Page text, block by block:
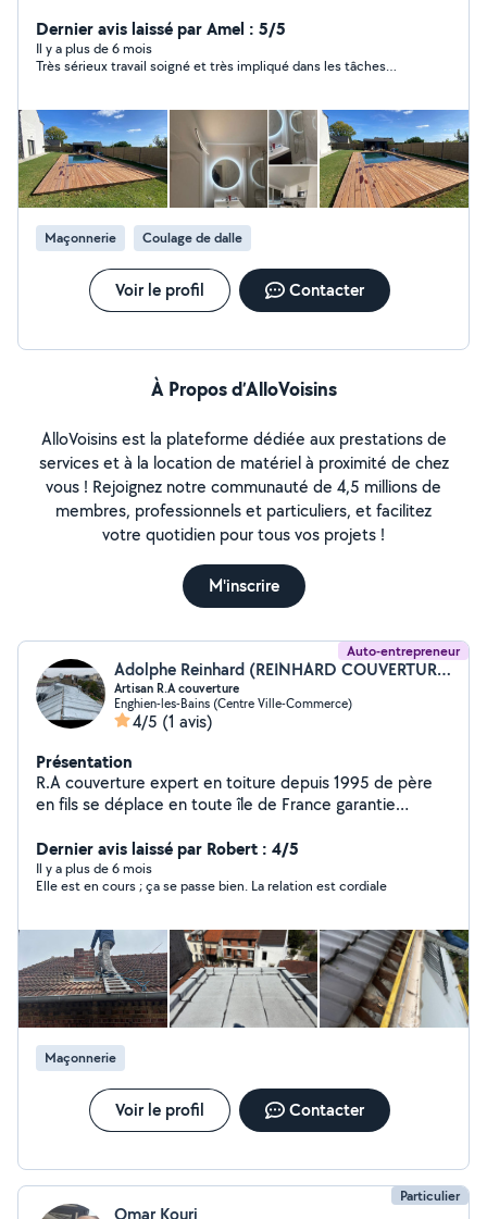
notre garantie.
Dernier avis laissé par Amel : 5/5
Il y a plus de 6 mois
Très sérieux travail soigné et très impliqué dans les tâches…
Maçonnerie Coulage de dalle
Voir le profil Contacter
À Propos d’AlloVoisins
AlloVoisins est la plateforme dédiée aux prestations de
services et à la location de matériel à proximité de chez
vous ! Rejoignez notre communauté de 4,5 millions de
membres, professionnels et particuliers, et facilitez
votre quotidien pour tous vos projets !
M'inscrire
Auto-entrepreneur
Adolphe Reinhard (REINHARD COUVERTURE)
Artisan R.A couverture
Enghien-les-Bains (Centre Ville-Commerce)
4/5 (1 avis)
Présentation
R.A couverture expert en toiture depuis 1995 de père
en fils se déplace en toute île de France garantie
Mécanique, Tuille plate, Toiture zinc reprise de
charpente nettoyage de toiture nettoyage de gouttière
etc. déplacement et Devis gratuit sous 48 heures.
Dernier avis laissé par Robert : 4/5
Il y a plus de 6 mois
Elle est en cours ; ça se passe bien. La relation est cordiale
Maçonnerie
Voir le profil Contacter
Particulier
Omar Kouri